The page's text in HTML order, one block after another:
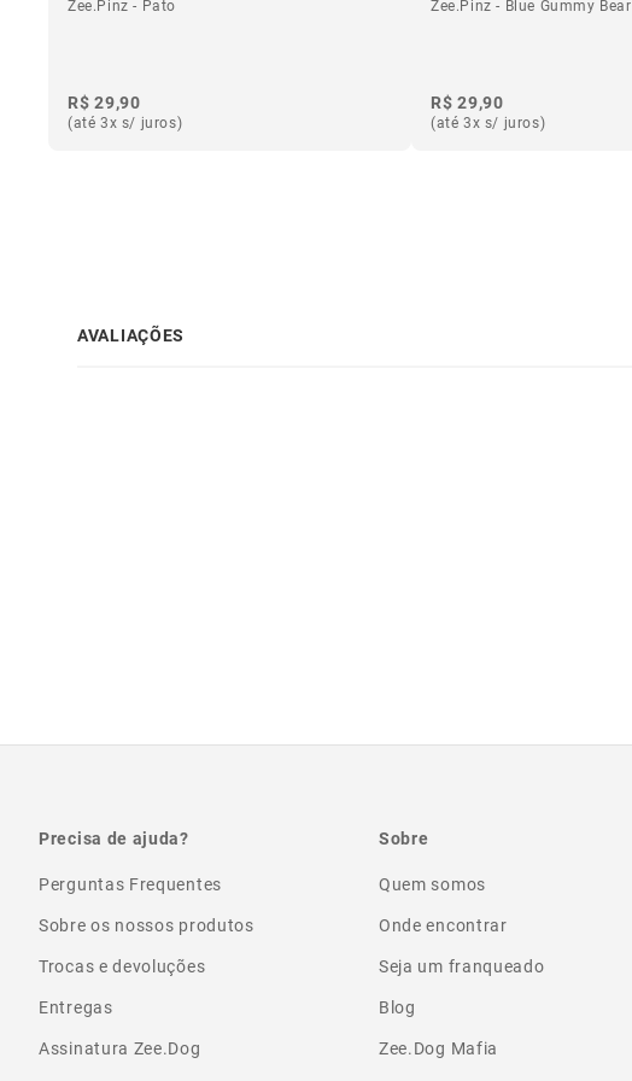
Zee.Pinz - Pato
R$ 29,90
(até 3x s/ juros)
Zee.Pinz - Blue Gummy Bear
R$ 29,90
(até 3x s/ juros)
AVALIAÇÕES
Precisa de ajuda?
Perguntas Frequentes
Sobre os nossos produtos
Trocas e devoluções
Entregas
Assinatura Zee.Dog
Sobre
Quem somos
Onde encontrar
Seja um franqueado
Blog
Zee.Dog Mafia